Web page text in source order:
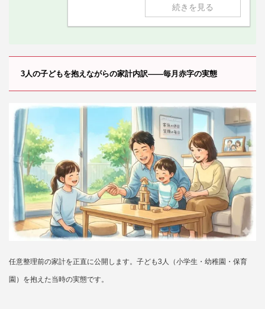
続きを見る
3人の子どもを抱えながらの家計内訳——毎月赤字の実態
任意整理前の家計を正直に公開します。子ども3人（小学生・幼稚園・保育
園）を抱えた当時の実態です。